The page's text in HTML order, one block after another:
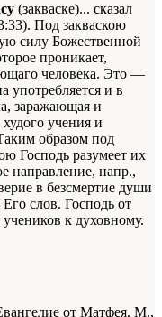
(закваске)... сказал
Под закваскою
силу Божественной
проникает,
человека. Это —
употребляется и в
заражающая и
учения и
образом под
Господь разумеет их
направление, напр.,
в безсмертие души
слов. Господь от
к духовному.
от Матфея. М.,